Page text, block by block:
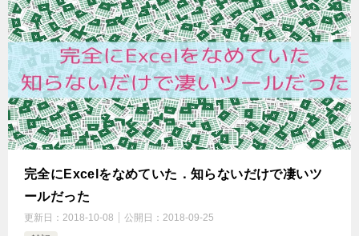
完全にExcelをなめていた．知らないだけで凄いツ
ールだった
更新日： 2018-10-08 公開日： 2018-09-25